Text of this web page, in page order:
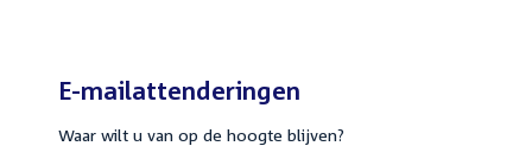
E-mailattenderingen
Waar wilt u van op de hoogte blijven?